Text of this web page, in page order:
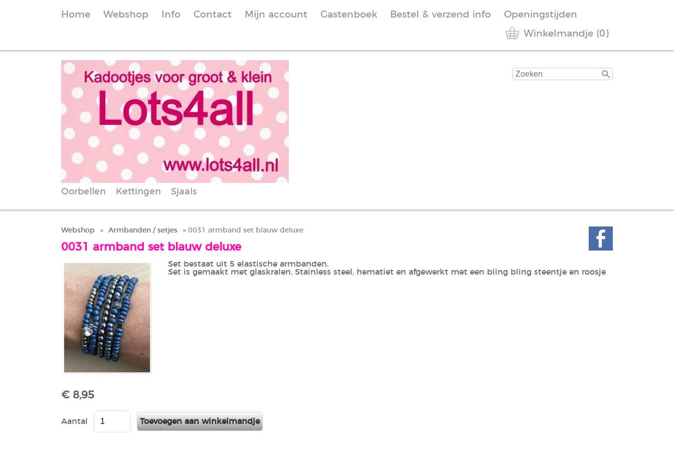
Home Webshop Info Contact Mijn account Gastenboek Bestel & verzend info Openingstijden
Winkelmandje (0)
Oorbellen Kettingen Sjaals
Webshop » Armbanden / setjes » 0031 armband set blauw deluxe
0031 armband set blauw deluxe
Set bestaat uit 5 elastische armbanden.
Set is gemaakt met glaskralen, Stainless steel, hematiet en afgewerkt met een bling bling steentje en roosje
€ 8,95
Aantal